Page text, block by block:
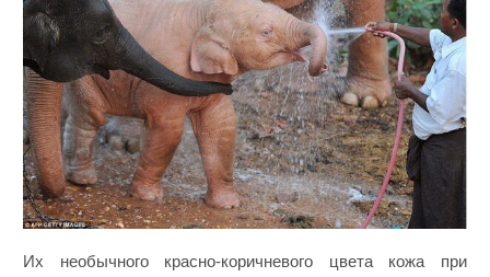
Их необычного красно-коричневого цвета кожа при